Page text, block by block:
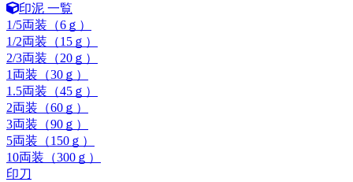
印泥 一覧
1/5両装（6ｇ）
1/2両装（15ｇ）
2/3両装（20ｇ）
1両装（30ｇ）
1.5両装（45ｇ）
2両装（60ｇ）
3両装（90ｇ）
5両装（150ｇ）
10両装（300ｇ）
印刀